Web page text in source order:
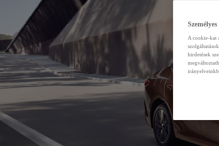
A cookie-kat
hirdetések